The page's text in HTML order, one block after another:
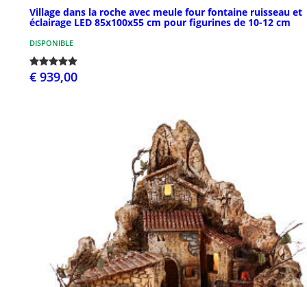
Village dans la roche avec meule four fontaine ruisseau et
éclairage LED 85x100x55 cm pour figurines de 10-12 cm
DISPONIBLE
€ 939,00